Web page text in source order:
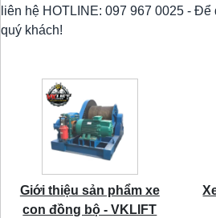
liên hệ HOTLINE: 097 967 0025 -
quý khách!
Giới thiệu sản phẩm xe
con đồng bộ - VKLIFT